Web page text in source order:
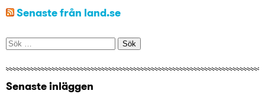
Senaste från land.se
Sök
Senaste inläggen